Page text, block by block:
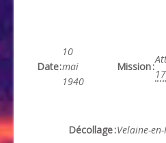
Date:
10
mai
1940
Mission:
17
Décollage:Velaine-